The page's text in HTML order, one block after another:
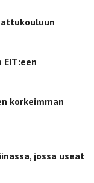
korkeimman
jossa useat